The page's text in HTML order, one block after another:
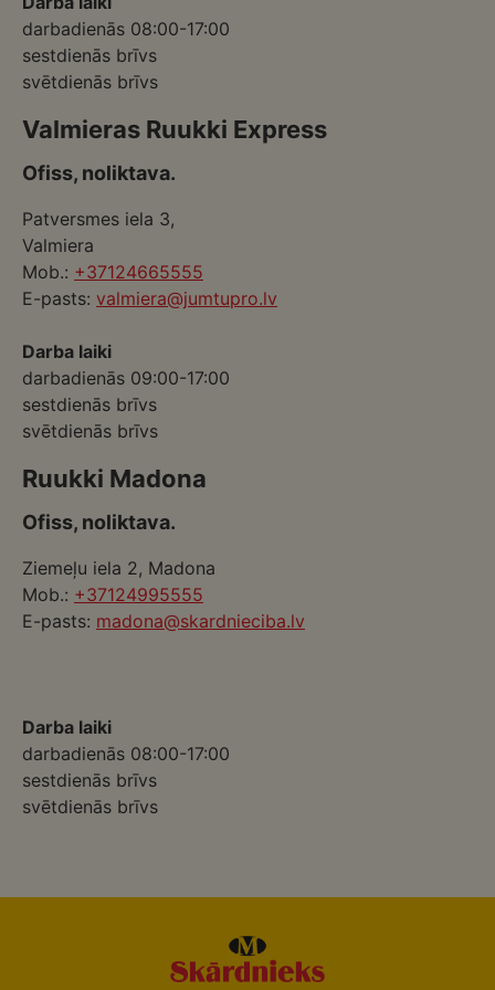
darbadienās 08:00-17:00
sestdienās brīvs
svētdienās brīvs
Valmieras Ruukki Express
Ofiss, noliktava.
Patversmes iela 3,
Valmiera
Mob.: +37124665555
E-pasts: valmiera@jumtupro.lv
Darba laiki
darbadienās 09:00-17:00
sestdienās brīvs
svētdienās brīvs
Ruukki Madona
Ofiss, noliktava.
Ziemeļu iela 2, Madona
Mob.: +37124995555
E-pasts: madona@skardnieciba.lv
Darba laiki
darbadienās 08:00-17:00
sestdienās brīvs
svētdienās brīvs